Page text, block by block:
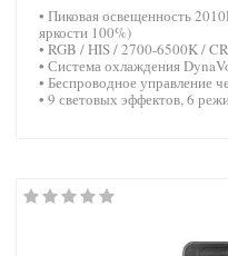
• Пиковая освещенность
яркости 100%)
• RGB / HIS / 2700-6500K /
• Система охлаждения
• Беспроводное управление
• 9 световых эффектов, 6